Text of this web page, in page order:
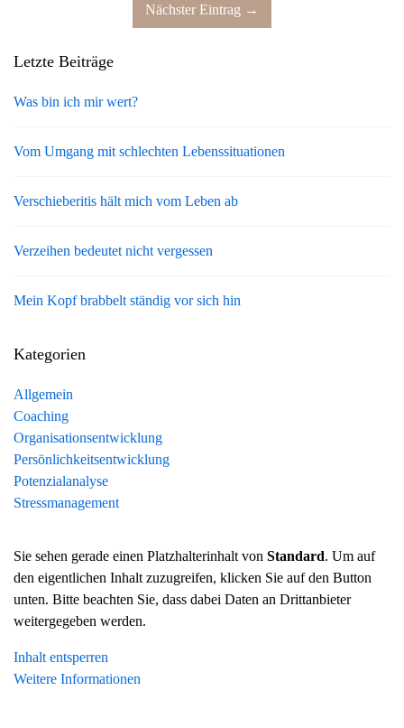
Nächster Eintrag →
Letzte Beiträge
Was bin ich mir wert?
Vom Umgang mit schlechten Lebenssituationen
Verschieberitis hält mich vom Leben ab
Verzeihen bedeutet nicht vergessen
Mein Kopf brabbelt ständig vor sich hin
Kategorien
Allgemein
Coaching
Organisationsentwicklung
Persönlichkeitsentwicklung
Potenzialanalyse
Stressmanagement
Sie sehen gerade einen Platzhalterinhalt von Standard. Um auf
den eigentlichen Inhalt zuzugreifen, klicken Sie auf den Button
unten. Bitte beachten Sie, dass dabei Daten an Drittanbieter
weitergegeben werden.
Inhalt entsperren
Weitere Informationen